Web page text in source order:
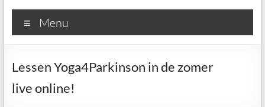
Menu
Lessen Yoga4Parkinson in de zomer
live online!